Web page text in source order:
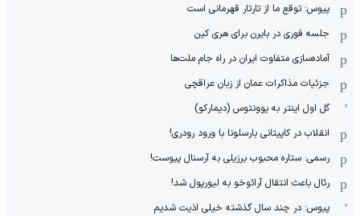
پیوس: توقع ما از تارتار قهرمانی است
جلسه فوری در بایرن برای هری کین
آماده‌سازی متفاوت ایران در راه جام ملت‌ها
جزئیات مذاکرات عمان از زبان عراقچی
گل اول اینتر به یوونتوس (دیمارکو)
انقلاب در کاپیتانی بارسلونا با ورود رودری!
رسمی: ستاره محبوب برزیلی به آرسنال پیوست!
رئال باعث انتقال آرائوخو به لیورپول شد!
پیوس: در چند سال گذشته خیلی اذیت شدیم